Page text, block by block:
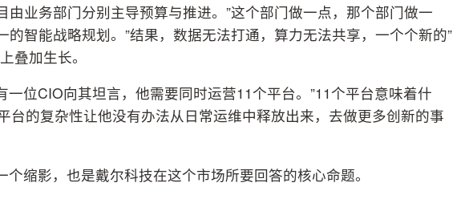
由业务部门分别主导预算与推进。”这个部门做一点，那个部门做一
的智能战略规划。”结果，数据无法打通，算力无法共享，一个个新的”
叠加生长。
一位CIO向其坦言，他需要同时运营11个平台。”11个平台意味着什
台的复杂性让他没有办法从日常运维中释放出来，去做更多创新的事
缩影，也是戴尔科技在这个市场所要回答的核心命题。